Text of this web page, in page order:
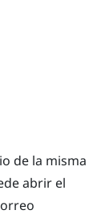
de la misma
abrir el